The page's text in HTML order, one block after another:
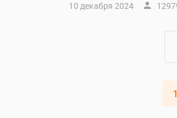
10 декабря 2024
1